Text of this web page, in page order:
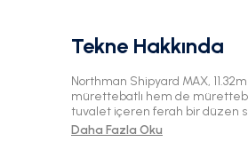
Tekne Hakkında
Northman Shipyard MAX,
mürettebatlı hem de
tuvalet içeren ferah bir düzen
Węgorzewo'nun güzel sularını
Daha Fazla Oku